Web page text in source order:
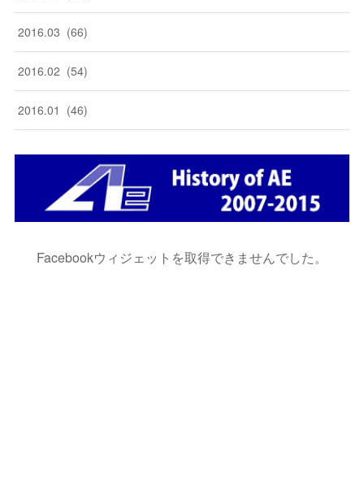
2016.03 (66)
2016.02 (54)
2016.01 (46)
Facebookウィジェットを取得できませんでした。